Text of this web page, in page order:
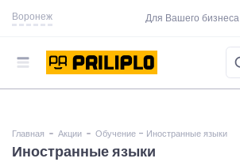
Воронеж Для Вашего бизнеса
Главная Акции Обучение - Иностранные языки
Иностранные языки